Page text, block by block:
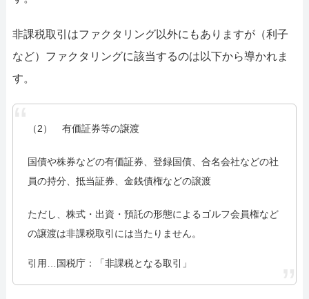
非課税取引はファクタリング以外にもありますが（利子
など）ファクタリングに該当するのは以下から導かれま
す。
（2） 有価証券等の譲渡
国債や株券などの有価証券、登録国債、合名会社などの社
員の持分、抵当証券、金銭債権などの譲渡
ただし、株式・出資・預託の形態によるゴルフ会員権など
の譲渡は非課税取引には当たりません。
引用… 国税庁：「非課税となる取引」